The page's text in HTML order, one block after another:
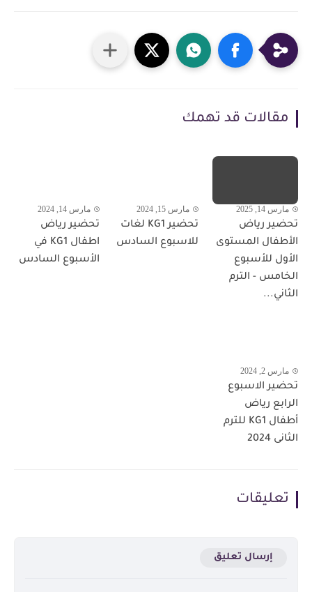
مقالات قد تهمك
مارس 14, 2025
تحضير رياض
الأطفال المستوى
الأول للأسبوع
الخامس - الترم
الثاني...
مارس 15, 2024
تحضير KG1 لغات
للاسبوع السادس
مارس 14, 2024
تحضير رياض
اطفال KG1 في
الأسبوع السادس
مارس 2, 2024
تحضير الاسبوع
الرابع رياض
أطفال KG1 للترم
الثانى 2024
تعليقات
إرسال تعليق